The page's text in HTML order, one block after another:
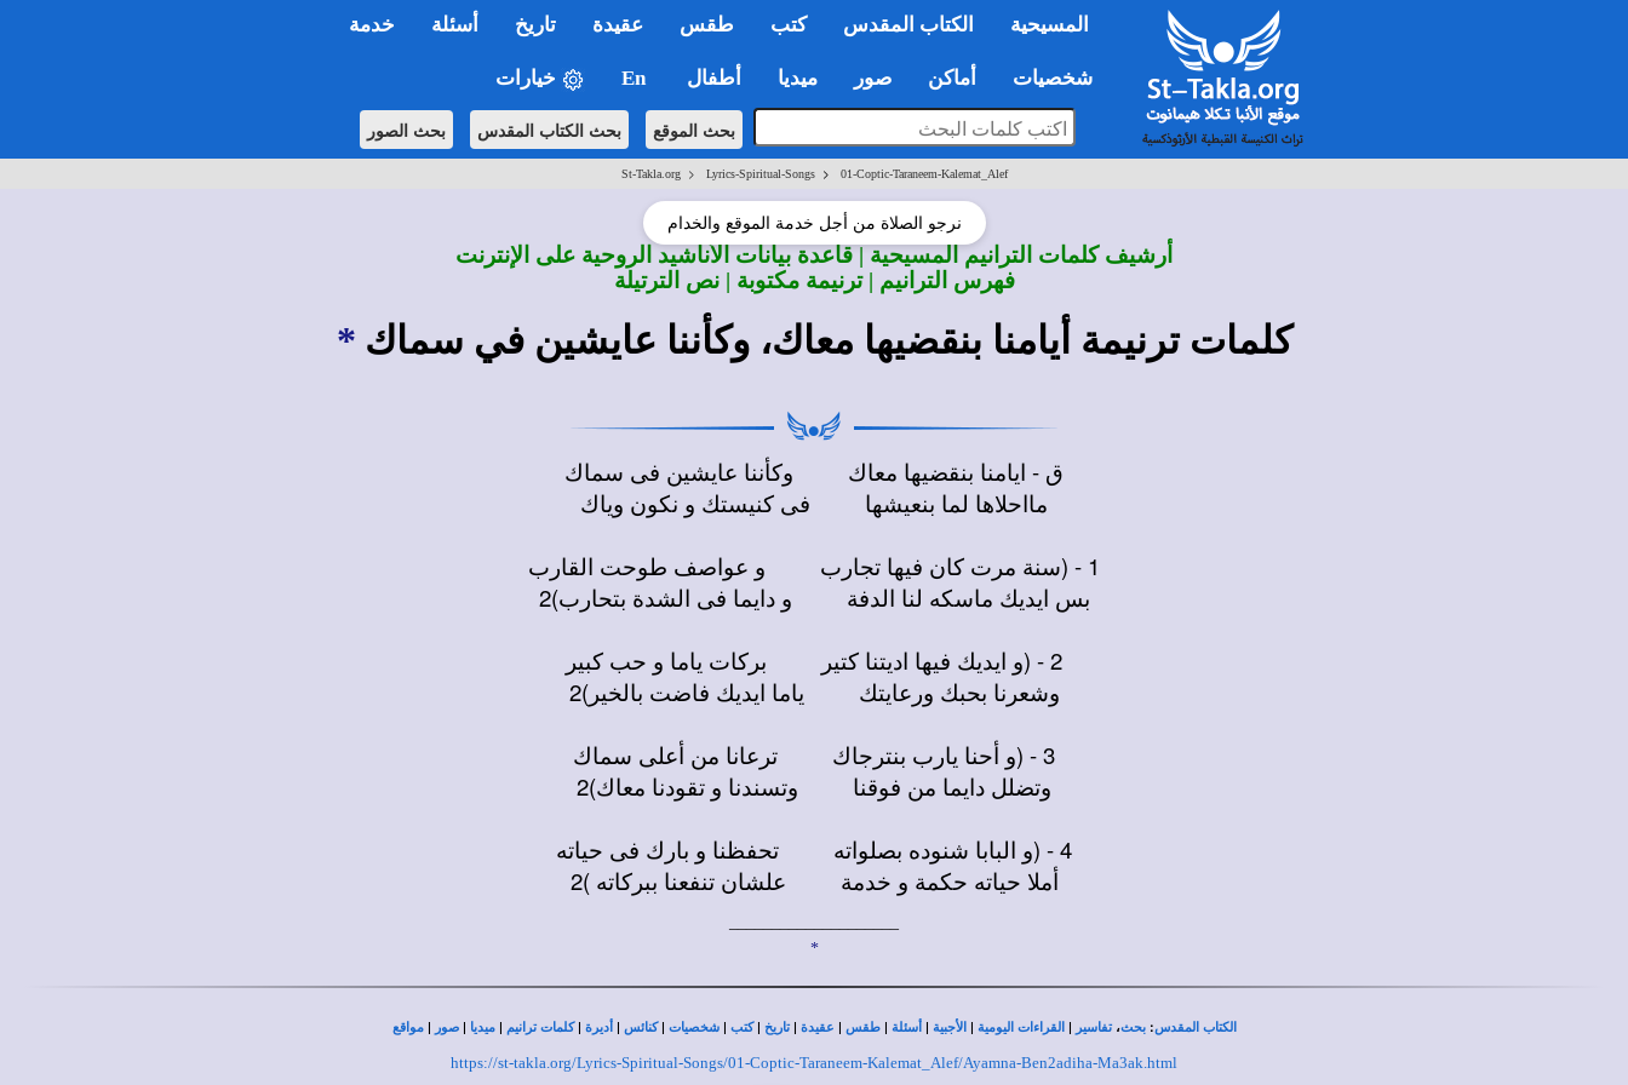
المسيحية الكتاب المقدس كتب طقس عقيدة تاريخ أسئلة خدمة
شخصيات أماكن صور ميديا أطفال En خيارات
بحث الموقع بحث الكتاب المقدس بحث الصور
St-Takla.org> Lyrics-Spiritual-Songs> 01-Coptic-Taraneem-Kalemat_Alef
نرجو الصلاة من أجل خدمة الموقع والخدام
أرشيف كلمات الترانيم المسيحية | قاعدة بيانات الأناشيد الروحية على الإنترنت
فهرس الترانيم | ترنيمة مكتوبة | نص الترتيلة
كلمات ترنيمة أيامنا بنقضيها معاك، وكأننا عايشين في سماك *
ق - ايامنا بنقضيها معاك وكأننا عايشين فى سماك
مااحلاها لما بنعيشها فى كنيستك و نكون وياك
1 - (سنة مرت كان فيها تجارب و عواصف طوحت القارب
بس ايديك ماسكه لنا الدفة و دايما فى الشدة بتحارب)2
2 - (و ايديك فيها اديتنا كتير بركات ياما و حب كبير
وشعرنا بحبك ورعايتك ياما ايديك فاضت بالخير)2
3 - (و أحنا يارب بنترجاك ترعانا من أعلى سماك
وتضلل دايما من فوقنا وتسندنا و تقودنا معاك)2
4 - (و البابا شنوده بصلواته تحفظنا و بارك فى حياته
أملا حياته حكمة و خدمة علشان تنفعنا ببركاته )2
*
الكتاب المقدس:بحث،تفاسير | القراءات اليومية | الأجبية | أسئلة |طقس | عقيدة |تاريخ |كتب |شخصيات |كنائس | أديرة |كلمات ترانيم |ميديا |صور |مواقع
https://st-takla.org/Lyrics-Spiritual-Songs/01-Coptic-Taraneem-Kalemat_Alef/Ayamna-Ben2adiha-Ma3ak.html